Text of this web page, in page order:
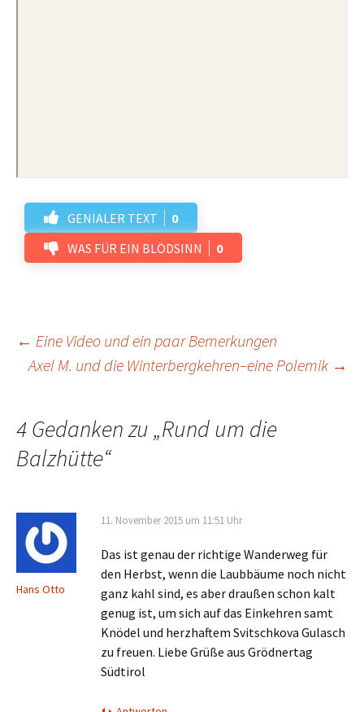
GENIALER TEXT
0
WAS FÜR EIN BLÖDSINN
0
Beitrags-
← Eine Video und ein paar Bemerkungen
Axel M. und die Winterbergkehren–eine Polemik →
4 Gedanken zu „Rund um die
Balzhütte“
Hans Otto
11. November 2015 um 11:51 Uhr
Das ist genau der richtige Wanderweg für
den Herbst, wenn die Laubbäume noch nicht
ganz kahl sind, es aber draußen schon kalt
genug ist, um sich auf das Einkehren samt
Knödel und herzhaftem Svitschkova Gulasch
zu freuen. Liebe Grüße aus Grödnertag
Südtirol